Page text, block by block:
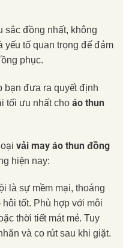
sắc đồng nhất, không
yếu tố quan trọng để đảm
phục.
bạn đưa ra quyết định
tối ưu nhất cho áo thun
vải may áo thun đồng
hiện nay:
là sự mềm mại, thoáng
tốt. Phù hợp với môi
thời tiết mát mẻ. Tuy
và co rút sau khi giặt.